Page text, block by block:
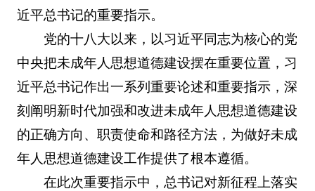
近平总书记的重要指示。
党的十八大以来，以习近平同志为核心的党
中央把未成年人思想道德建设摆在重要位置，习
近平总书记作出一系列重要论述和重要指示，深
刻阐明新时代加强和改进未成年人思想道德建设
的正确方向、职责使命和路径方法，为做好未成
年人思想道德建设工作提供了根本遵循。
在此次重要指示中，总书记对新征程上落实